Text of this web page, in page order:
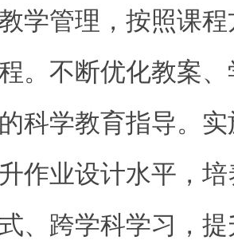
学管理，按照课
。不断优化教案
科学教育指导。
作业设计水平，
、跨学科学习，